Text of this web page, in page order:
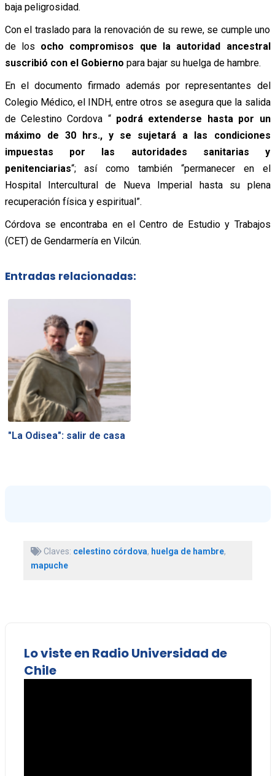
baja peligrosidad.
Con el traslado para la renovación de su rewe, se cumple uno
de los ocho compromisos que la autoridad ancestral
suscribió con el Gobierno para bajar su huelga de hambre.
En el documento firmado además por representantes del
Colegio Médico, el INDH, entre otros se asegura que la salida
de Celestino Cordova “podrá extenderse hasta por un
máximo de 30 hrs., y se sujetará a las condiciones
impuestas por las autoridades sanitarias y
penitenciarias“; así como también “permanecer en el
Hospital Intercultural de Nueva Imperial hasta su plena
recuperación física y espiritual”.
Córdova se encontraba en el Centro de Estudio y Trabajos
(CET) de Gendarmería en Vilcún.
Entradas relacionadas:
"La Odisea": salir de casa
Claves: celestino córdova, huelga de hambre,
mapuche
Lo viste en Radio Universidad de
Chile